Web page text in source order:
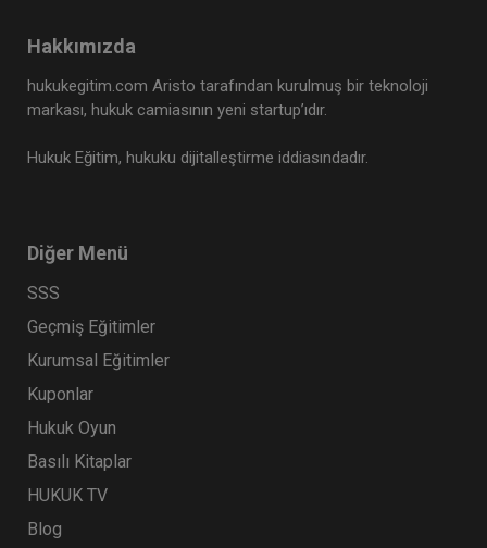
Hakkımızda
hukukegitim.com Aristo tarafından kurulmuş bir teknoloji
markası, hukuk camiasının yeni startup’ıdır.
Hukuk Eğitim, hukuku dijitalleştirme iddiasındadır.
Diğer Menü
SSS
Geçmiş Eğitimler
Kurumsal Eğitimler
Kuponlar
Hukuk Oyun
Basılı Kitaplar
HUKUK TV
Blog